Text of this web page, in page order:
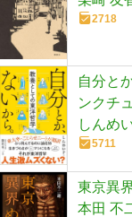
2718
自分と
ンクチ
しんめ
5711
東京異
本田 不